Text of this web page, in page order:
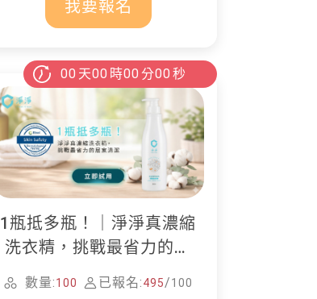
我要報名
00 天00 時00 分00 秒
1瓶抵多瓶！｜淨淨真濃縮
洗衣精，挑戰最省力的居
家清潔
數量:100 已報名:495/100